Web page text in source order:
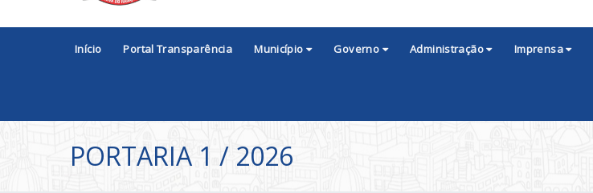
Início Portal Transparência Município Governo Administração Imprensa
PORTARIA 1 / 2026